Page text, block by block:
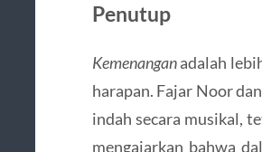
Penutup
Kemenanganadalah
harapan. Fajar Noor
indah secara musikal,
mengajarkan bahwa